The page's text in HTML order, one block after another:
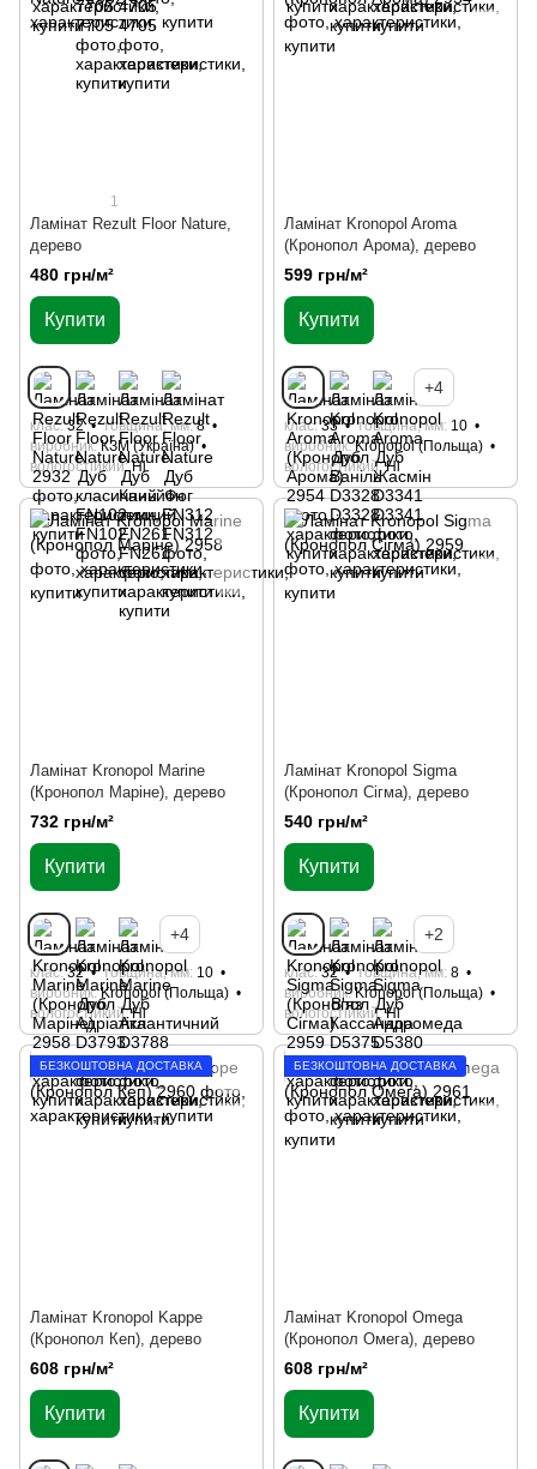
1
Ламінат Rezult Floor Nature,
дерево
480 грн/м²
Купити
клас 32 товщина, мм 8
виробник КЗМ (Україна)
вологостійкий Ні
Ламінат Kronopol Aroma
(Кронопол Арома), дерево
599 грн/м²
Купити
+4
клас 33 товщина, мм 10
виробник Kronopol (Польща)
вологостійкий Ні
Ламінат Kronopol Marine
(Кронопол Маріне), дерево
732 грн/м²
Купити
+4
клас 32 товщина, мм 10
виробник Kronopol (Польща)
вологостійкий Ні
Ламінат Kronopol Sigma
(Кронопол Сігма), дерево
540 грн/м²
Купити
+2
клас 32 товщина, мм 8
виробник Kronopol (Польща)
вологостійкий Ні
БЕЗКОШТОВНА ДОСТАВКА
Ламінат Kronopol Kappe
(Кронопол Кеп), дерево
608 грн/м²
Купити
БЕЗКОШТОВНА ДОСТАВКА
Ламінат Kronopol Omega
(Кронопол Омега), дерево
608 грн/м²
Купити